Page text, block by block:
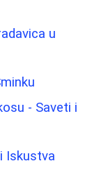
u
- Saveti i
Iskustva